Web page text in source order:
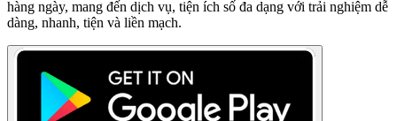
hàng ngày, mang đến dịch vụ, tiện ích số đa dạng với trải nghiệm dễ
dàng, nhanh, tiện và liền mạch.